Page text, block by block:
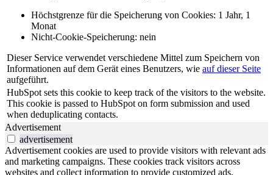
Höchstgrenze für die Speicherung von Cookies: 1 Jahr, 1
Monat
Nicht-Cookie-Speicherung: nein
Dieser Service verwendet verschiedene Mittel zum Speichern von
Informationen auf dem Gerät eines Benutzers, wie auf dieser Seite
aufgeführt.
HubSpot sets this cookie to keep track of the visitors to the website.
This cookie is passed to HubSpot on form submission and used
when deduplicating contacts.
Advertisement
advertisement
Advertisement cookies are used to provide visitors with relevant ads
and marketing campaigns. These cookies track visitors across
websites and collect information to provide customized ads.